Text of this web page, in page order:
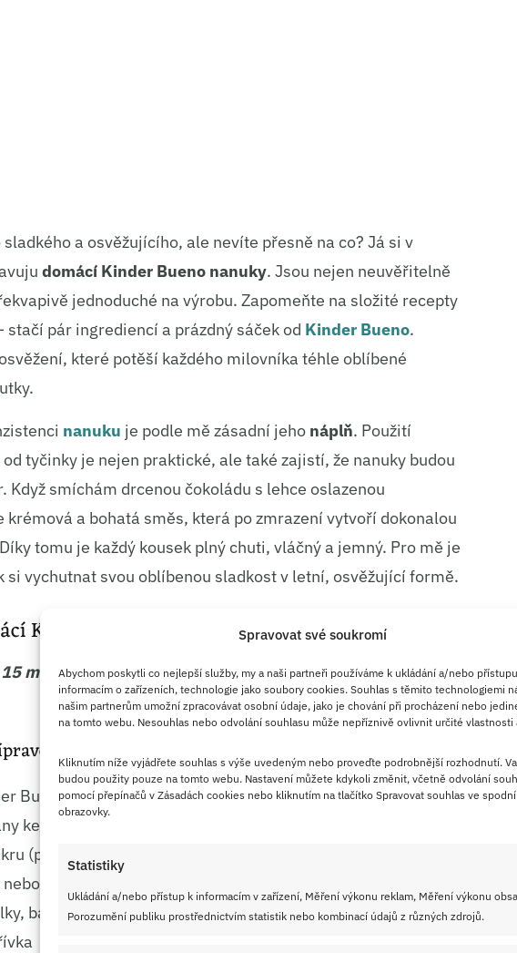
Spravovat své soukromí
Abychom poskytli co nejlepší služby, my a naši partneři používáme k ukládání a/nebo
informacím o zařízeních, technologie jako soubory cookies. Souhlas s těmito technologiemi
našim partnerům umožní zpracovávat osobní údaje, jako je chování při procházení nebo
na tomto webu. Nesouhlas nebo odvolání souhlasu může nepříznivě ovlivnit určité vlastnosti
Kliknutím níže vyjádřete souhlas s výše uvedeným nebo proveďte podrobnější rozhodnutí.
budou použity pouze na tomto webu. Nastavení můžete kdykoli změnit, včetně odvolání
pomocí přepínačů v Zásadách cookies nebo kliknutím na tlačítko Spravovat souhlas ve
obrazovky.
Statistiky
Ukládání a/nebo přístup k informacím v zařízení, Měření výkonu reklam, Měření výkonu
Porozumění publiku prostřednictvím statistik nebo kombinací údajů z různých zdrojů.
a osvěžujícího, ale nevíte přesně na co? Já si v
domácí Kinder Bueno nanuky. Jsou nejen neuvěřitelně
jednoduché na výrobu. Zapomeňte na složité recepty
stačí pár ingrediencí a prázdný sáček od Kinder Bueno.
které potěší každého milovníka téhle oblíbené
nanuku je podle mě zásadní jeho náplň. Použití
tyčinky je nejen praktické, ale také zajistí, že nanuky budou
Když smíchám drcenou čokoládu s lehce oslazenou
krémová a bohatá směs, která po zmrazení vytvoří dokonalou
tomu je každý kousek plný chuti, vláčný a jemný. Pro mě je
vychutnat svou oblíbenou sladkost v letní, osvěžující formě.
Kinder Bueno nanuky
15 minut, doba mražení minimálně3 hodiny,počet porcí –2
Bueno (1 balení)
ke šlehání (nebo hustého jogurtu)
(podle chuti)
hořké čokolády na polevu
barevný posyp, drcené oříšky)